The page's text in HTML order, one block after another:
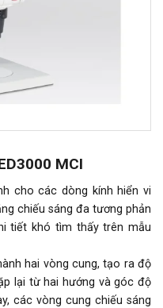
MCI
cho các dòng kính hiển vi
chiếu sáng đa tương phản
tiết khó tìm thấy trên mẫu
hai vòng cung, tạo ra độ
lại từ hai hướng và góc độ
các vòng cung chiếu sáng